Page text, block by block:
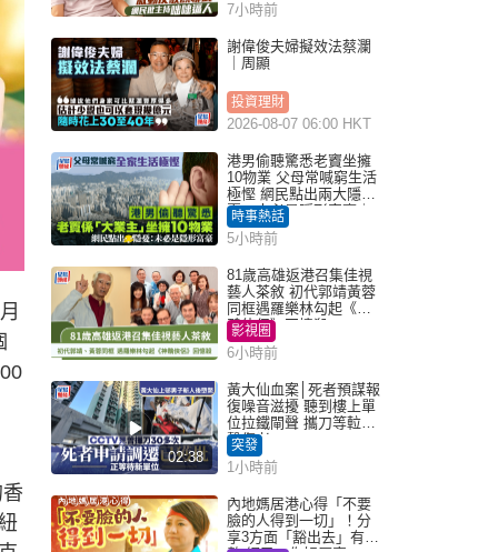
7小時前
謝偉俊夫婦擬效法蔡瀾
｜周顯
投資理財
2026-08-07 06:00 HKT
港男偷聽驚悉老竇坐擁
10物業 父母常喊窮生活
極慳 網民點出兩大隱
憂：未必是隱形富豪｜
Juicy叮
時事熱話
5小時前
81歲高雄返港召集佳視
藝人茶敘 初代郭靖黃蓉
同框遇羅樂林勾起《神
鵰俠侶》回憶殺
影視圈
6小時前
02:38
黃大仙血案│死者預謀報
復噪音滋擾 聽到樓上單
位拉鐵閘聲 攜刀等𨋢伏
擊傷者
突發
1小時前
內地媽居港心得「不要
臉的人得到一切」！分
享3方面「豁出去」有著